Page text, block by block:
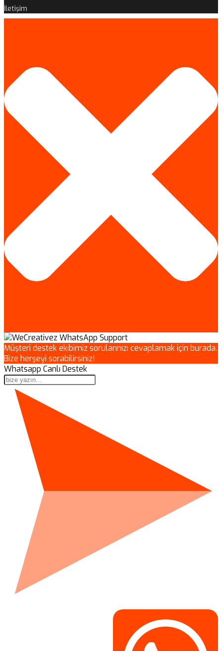
İletişim
Müşteri destek ekibimiz sorularınızı cevaplamak için burada.
Bize herşeyi sorabilirsiniz!
Whatsapp Canlı Destek